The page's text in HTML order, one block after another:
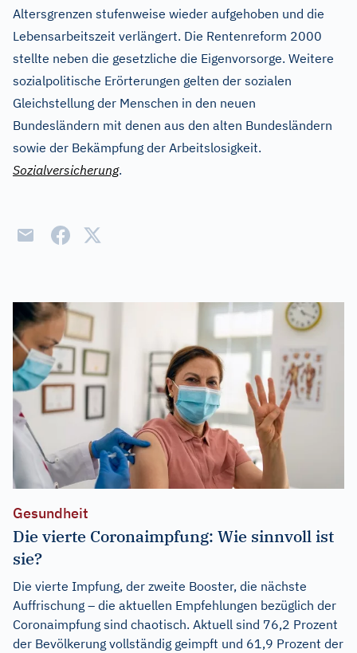
Altersgrenzen stufenweise wieder aufgehoben und die
Lebensarbeitszeit verlängert. Die Rentenreform 2000
stellte neben die gesetzliche die Eigenvorsorge. Weitere
sozialpolitische Erörterungen gelten der sozialen
Gleichstellung der Menschen in den neuen
Bundesländern mit denen aus den alten Bundesländern
sowie der Bekämpfung der Arbeitslosigkeit.
Sozialversicherung.
Gesundheit
Die vierte Coronaimpfung: Wie sinnvoll ist
sie?
Die vierte Impfung, der zweite Booster, die nächste
Auffrischung – die aktuellen Empfehlungen bezüglich der
Coronaimpfung sind chaotisch. Aktuell sind 76,2 Prozent
der Bevölkerung vollständig geimpft und 61,9 Prozent der